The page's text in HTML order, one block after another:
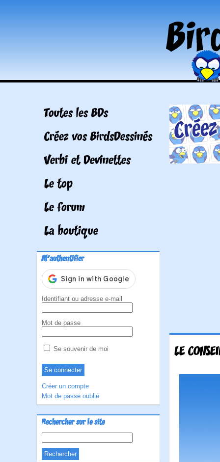
Toutes les BDs
Créez vos BirdsDessinés
Verbi et Devinettes
Le top
Le forum
La boutique
M'authentifier
Identifiant ou adresse e-mail
Mot de passe
Se souvenir de moi
Créer un compte
Mot de passe oublié
Rechercher sur le site
LE